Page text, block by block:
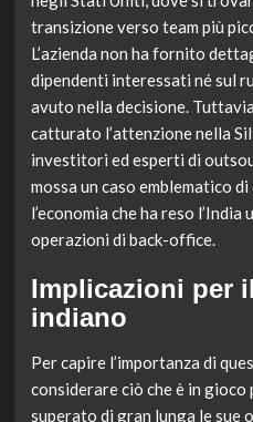
transizione verso team più
L’azienda non ha fornito
dipendenti interessati né sul
avuto nella decisione.
catturato l’attenzione nella
investitori ed esperti di
mossa un caso emblematico
l’economia che ha reso l’India
operazioni di back-office.
Implicazioni per
indiano
Per capire l’importanza di
considerare ciò che è in gioco
superato di gran lunga le sue